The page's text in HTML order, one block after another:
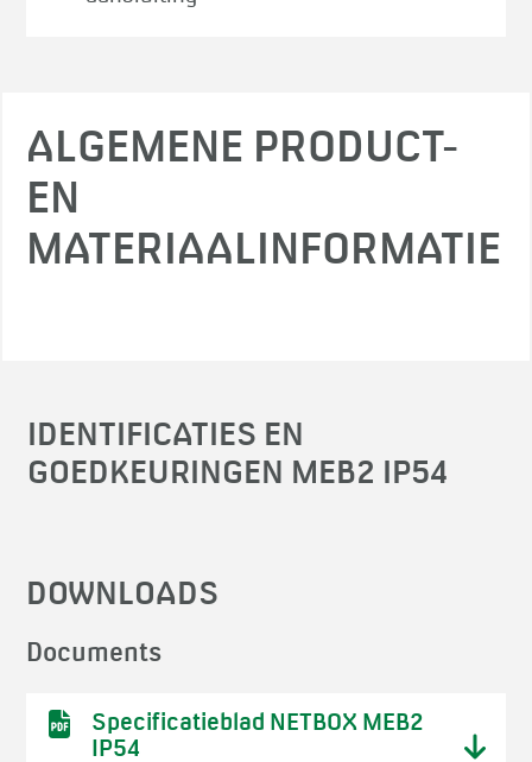
ALGEMENE PRODUCT-
EN
MATERIAALINFORMATIE
IDENTIFICATIES EN
GOEDKEURINGEN MEB2 IP54
DOWNLOADS
Documents
Specificatieblad NETBOX MEB2
IP54